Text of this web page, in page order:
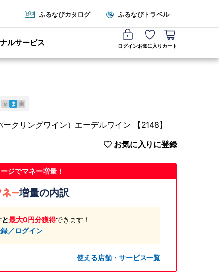
ふるなびカタログ ふるなびトラベル
ルサービス ログインお気に入り カート
e ま 自
クリングワイン）エーデルワイン 【2148】
お気に入りに登録
ジでマネー増量！
増量の内訳
最大0円分獲得できます！
／ログイン
使える店舗・サービス一覧